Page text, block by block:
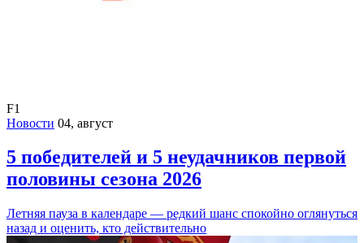
F1
Новости 04, август
5 победителей и 5 неудачников первой
половины сезона 2026
Летняя пауза в календаре — редкий шанс спокойно оглянуться
назад и оценить, кто действительно